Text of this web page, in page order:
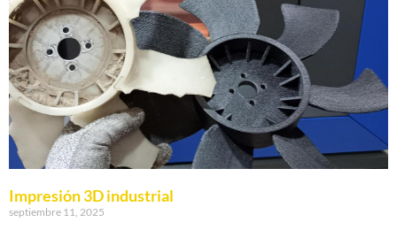
Impresión 3D industrial
septiembre 11, 2025